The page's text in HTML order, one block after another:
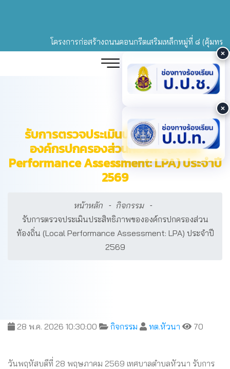
โครงการก่อสร้างถนนคอนกรีตเสริมเหล็กหมู่ที่ ๘ (คุ้มทราย
รับการตรวจประเมินประสิทธิภาพของ
องค์กรปกครองส่วนท้องถิ่น (Local
Performance Assessment: LPA) ประจำปี
2569
หน้าหลัก
กิจกรรม
รับการตรวจประเมินประสิทธิภาพขององค์กรปกครองส่วน
ท้องถิ่น (Local Performance Assessment: LPA) ประจำปี
2569
28 พ.ค. 2026 10:30:00 กิจกรรม ทต.หัวนา 70
วันพฤหัสบดีที่ 28 พฤษภาคม 2569 เทศบาลตำบลหัวนา รับการ